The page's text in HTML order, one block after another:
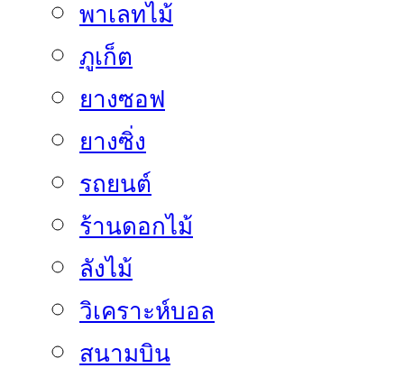
พาเลทไม้
ภูเก็ต
ยางซอฟ
ยางซิ่ง
รถยนต์
ร้านดอกไม้
ลังไม้
วิเคราะห์บอล
สนามบิน